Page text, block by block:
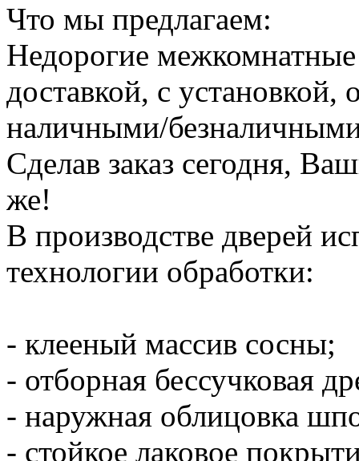
Что мы предлагаем:
Недорогие
доставкой, с установкой,
наличными/
Сделав заказ сегодня,
же!
В производстве дверей
технологии обработки:
- клееный массив сосны;
- отборная бессучковая
- наружная облицовка
- стойкое лаковое